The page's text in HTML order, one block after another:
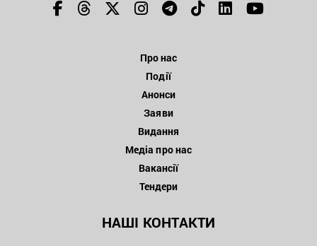
Про нас
Події
Анонси
Заяви
Видання
Медіа про нас
Вакансії
Тендери
НАШІ КОНТАКТИ